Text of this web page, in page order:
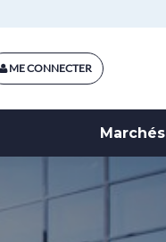
ME CONNECTER
Marchés